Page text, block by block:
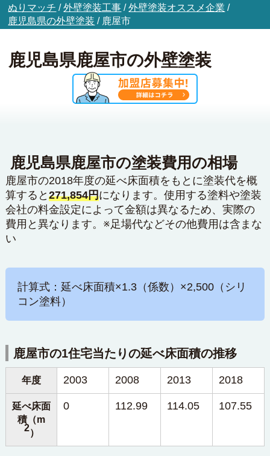
ぬりマッチ /外壁塗装工事 /外壁塗装オススメ企業 /
鹿児島県の外壁塗装 / 鹿屋市
鹿児島県鹿屋市の外壁塗装
鹿児島県鹿屋市の塗装費用の相場
鹿屋市の2018年度の延べ床面積をもとに塗装代を概
算すると 271,854円になります。使用する塗料や塗装
会社の料金設定によって金額は異なるため、実際の
費用と異なります。※足場代などその他費用は含まな
い
計算式：延べ床面積×1.3（係数）×2,500（シリ
コン塗料）
鹿屋市の1住宅当たりの延べ床面積の推移
年度 2003 2008 2013 2018
延べ床面
積（m
2）
0 112.99 114.05 107.55